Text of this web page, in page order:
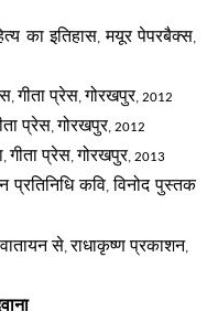
का इतिहास, मयूर पेपरबैक्स,
, गीता प्रेस, गोरखपुर, 2012
प्रेस, गोरखपुर, 2012
, गीता प्रेस, गोरखपुर, 2013
प्रतिनिधि कवि, विनोद पुस्तक
से, राधाकृष्ण प्रकाशन,